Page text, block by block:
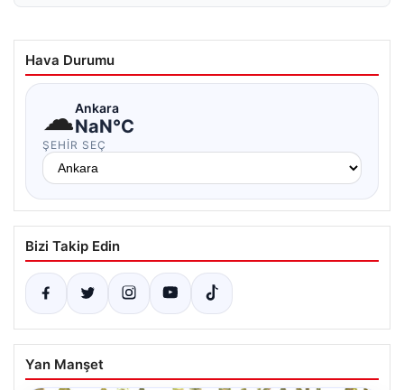
Hava Durumu
☁Ankara
NaN°C
ŞEHIR SEÇ
Bizi Takip Edin
Yan Manşet